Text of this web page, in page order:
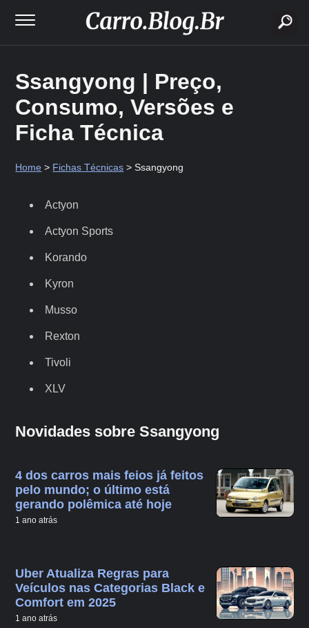
Ssangyong | Preço,
Consumo, Versões e
Ficha Técnica
Home > Fichas Técnicas > Ssangyong
Actyon
Actyon Sports
Korando
Kyron
Musso
Rexton
Tivoli
XLV
Novidades sobre Ssangyong
4 dos carros mais feios já feitos
pelo mundo; o último está
gerando polêmica até hoje
1 ano atrás
Uber Atualiza Regras para
Veículos nas Categorias Black e
Comfort em 2025
1 ano atrás